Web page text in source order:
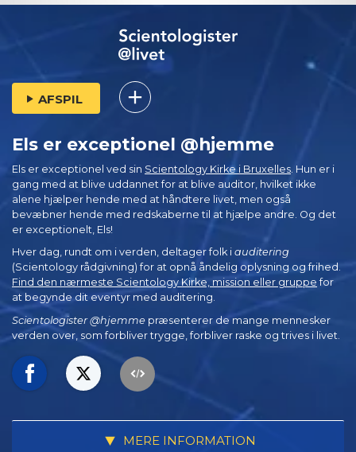
AFSPIL
Els er exceptionel @hjemme
Els er exceptionel ved sin Scientology Kirke i Bruxelles . Hun er i
gang med at blive uddannet for at blive auditor, hvilket ikke
alene hjælper hende med at håndtere livet, men også
bevæbner hende med redskaberne til at hjælpe andre. Og det
er exceptionelt, Els!
Hver dag, rundt om i verden, deltager folk i auditering
(Scientology rådgivning) for at opnå åndelig oplysning og frihed.
Find den nærmeste Scientology Kirke, mission eller gruppe for
at begynde dit eventyr med auditering.
Scientologister @hjemme præsenterer de mange mennesker
verden over, som forbliver trygge, forbliver raske og trives i livet.
MERE INFORMATION